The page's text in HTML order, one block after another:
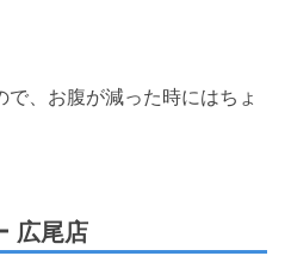
、お腹が減った時にはちょ
広尾店